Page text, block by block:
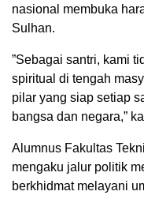
nasional membuka
Sulhan.
”Sebagai santri, kami
spiritual di tengah
pilar yang siap setiap
bangsa dan negara,”
Alumnus Fakultas
mengaku jalur politik
berkhidmat melayani